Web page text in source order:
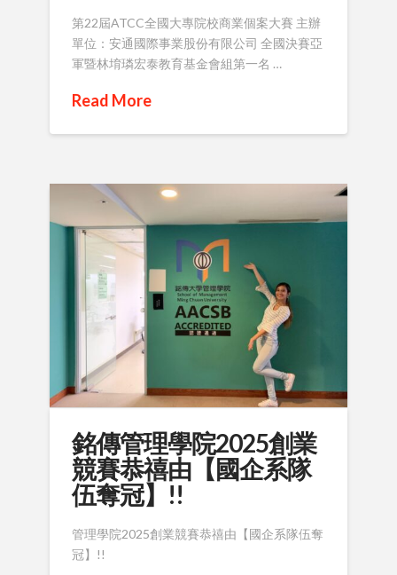
第22屆ATCC全國大專院校商業個案大賽 主辦
單位：安通國際事業股份有限公司 全國決賽亞
軍暨林堉璘宏泰教育基金會組第一名 …
Read More
銘傳管理學院2025創業
競賽恭禧由【國企系隊
伍奪冠】!!
管理學院2025創業競賽恭禧由【國企系隊伍奪
冠】!!